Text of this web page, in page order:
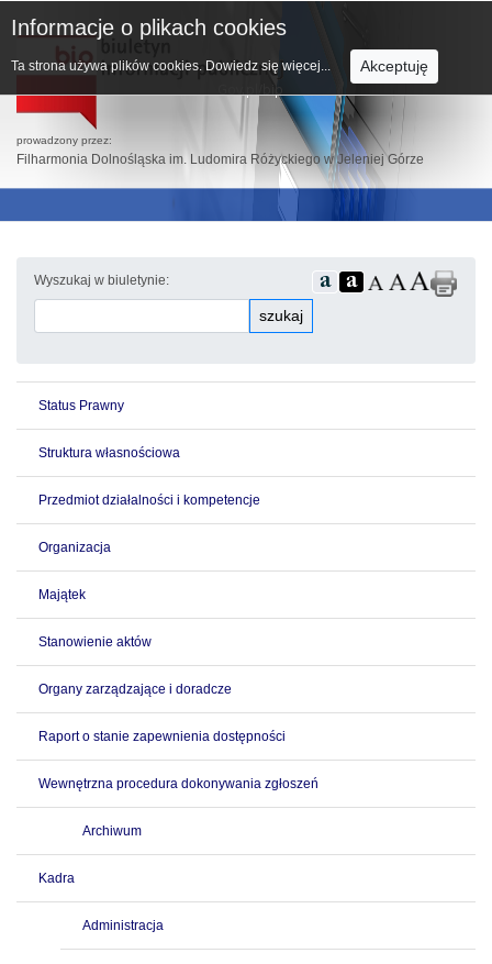
prowadzony przez:
Filharmonia Dolnośląska im. Ludomira Różyckiego w Jeleniej Górze
Wyszukaj w biuletynie:
szukaj
Status Prawny
Struktura własnościowa
Przedmiot działalności i kompetencje
Organizacja
Majątek
Stanowienie aktów
Organy zarządzające i doradcze
Raport o stanie zapewnienia dostępności
Wewnętrzna procedura dokonywania zgłoszeń
Archiwum
Kadra
Administracja
Informacje o plikach cookies
Ta strona używa plików cookies. Dowiedz się więcej... Akceptuję